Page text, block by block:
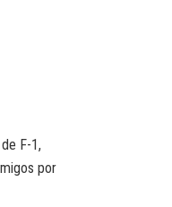
F-1,
por